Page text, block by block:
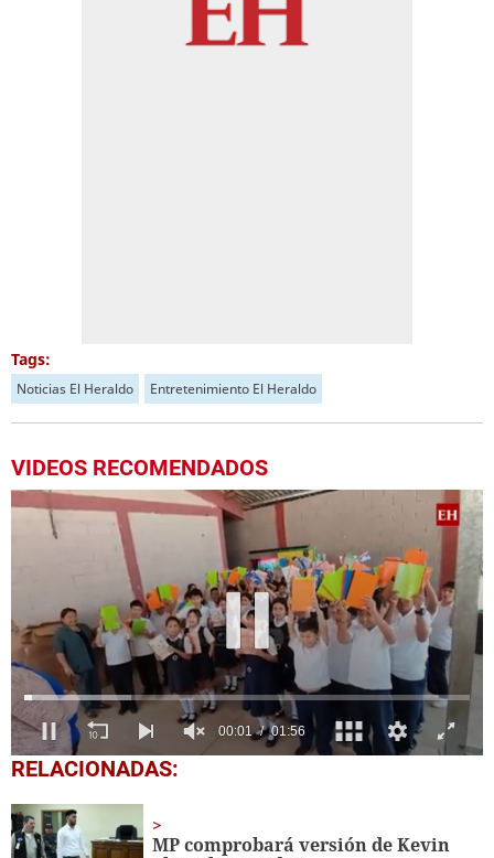
Tags:
Noticias El Heraldo Entretenimiento El Heraldo
VIDEOS RECOMENDADOS
0
seconds
1
minute,
56
RELACIONADAS:
MP comprobará versión de Kevin